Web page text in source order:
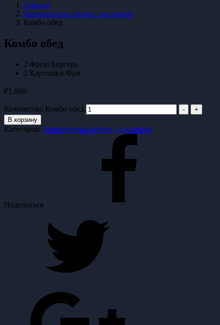
Главная
Комплексные обеды с доставкой
Комбо обед
Комбо обед
2 Фреш Бургера
2 Картошки Фри
₽1,090
Количество Комбо обед -
+
В корзину
Категория: Комплексные обеды с доставкой
Поделиться